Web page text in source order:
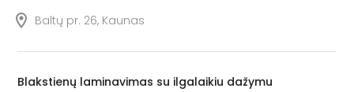
Baltų pr. 26, Kaunas
Blakstienų laminavimas su ilgalaikiu dažymu